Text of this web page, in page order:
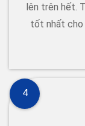
lên trên hết.
tốt nhất cho
4